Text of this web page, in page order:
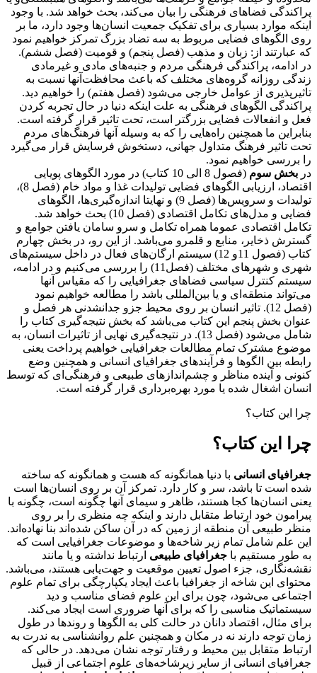
پراکندگی فضاهای فرهنگی را بیان می‌کند، بحث خواهد شد. با وجود
اینکه موارد بسیاری برای تفکیک جمعیت انسان‌ها وجود دارد، ما بر
روی الگوهای فضایی مربوط به سه تضاد بزرگ تمرکز خواهیم نمود
که عبارتند از: زبان و مذهب (فصل پنجم) و قومیت (فصل ششم).
در ادامه، پراکندگی فرهنگی مردم و جنبه‌های مادی و غیر‌مادی
زندگی روزانه گروه‌های مختلف که باعث محافظت‌آنها نسبت به
تاثیر‌پذیری از عوامل خارجی می‌شود (فصل هفتم) را خواهیم دید.
پراکندگی الگوهای فرهنگی به علت اینکه دنیا در حال تجربه کردن
فعل و انفعالات فضایی بزرگتر است، تحت تاثیر قرار گرفته است.
بنابراین ما همچنین راه‌هایی را که به وسیله آنها فرهنگ‌های مردم
تحت تاثیر فرهنگ متداول جهانی، دستخوش فرسایش قرار می‌گیرد
را بررسی خواهیم نمود.
در بخش سوم
(فصول 8 الی 10 کتاب) در مورد الگوهای پویایی
اقتصاد، ارزیابی الگوهای فضایی تولیدات غذا و مواد خام (فصل 8)،
تولیدات و سرویس‌ها (فصل 9) و نهایتا اندازه‌گیری‌ها، الگوهای
فضایی و مدل‌های تکامل اقتصادی (فصل 10) بحث خواهد شد.
تکامل اقتصادی عموما همراه تکامل و سرو سامان یافتن جوامع و
گسترش ذخایر، منابع و قلمرو می‌باشد. از این رو، در بخش چهارم
کتاب (فصول 11و 12) سیستم‌ ارگان‌های فعال در داخل سیستم‌های
شهری و شهرهای مختلف (فصل11) را بررسی می‌کنیم و در ادامه،
سیستم کنترل سیاسی فضاهای جغرافیایی را که مقیاس آنها
می‌تواند منطقه‌ای و یا بین‌المللی باشد را مطالعه خواهیم نمود
(فصل 12). تاثیر انسان بر روی محیط جزو جدانشدنی هر فصل و
عنوان بخش پنجم این کتاب می‌باشد که بخش نتیجه‌گیری کتاب را
شامل می‌شود (فصل 13). در نتیجه‌گیری نهایی از تاثیرات انسان، به
موضوع مشترک تمام مطالعات جغرافیایی خواهیم پرداخت یعنی
رابطه بین الگوها و فرآیندهای جغرافیای انسانی و همچنین وضع
کنونی و آینده مناظر و چشم‌اندازهای طبیعی و فرهنگی‌ای که توسط
انسان اشغال شده یا مورد بهره‌برداری قرار گرفته است.
چرا این کتاب؟
چرا این کتاب؟
جغرافیای انسانی با دنیا همانگونه که هست و همانگونه که ساخته
شده است تا باشد، سر و کار دارد. تمرکز آن بر روی انسان‌ها است
یعنی انسان‌ها کجا هستند، ظاهر و سیمای آنها چگونه است، چگونه با
پیرامون خود ارتباط متقابل دارند و اینکه چه منظری را بر روی
منظر طبیعی آن منطقه از زمین که در آن ساکن شده‌اند بنا نهاده‌اند.
این علم شامل تمام زیر شاخه‌ها و موضوعات جغرافیایی است که
به طور مستقیم با جغرافیای طبیعی ارتباط نداشته و یا مانند
نقشه‌نگاری، جزء اصول تعیین موقعیت و جهت‌یابی هستند، می‌باشد.
محتوای این شاخه از جغرافیا باعث ایجاد یکپارچگی برای تمام علوم
اجتماعی می‌شود، چون برای این علوم فضای مناسب و دید
سیستماتیک مناسبی را که برای آنها ضروری است ایجاد می‌کند.
برای مثال، اقتصاد دانان در حالت کلی به الگوها و روندها در طول
زمان توجه دارند نه در مکان و همچنین علم روانشناسی به ندرت به
ارتباط متقابل بین محیط و رفتار توجه نشان می‌دهد. در حالی که
جغرافیای انسانی از سایر زیرشاخه‌های علوم اجتماعی از قبیل